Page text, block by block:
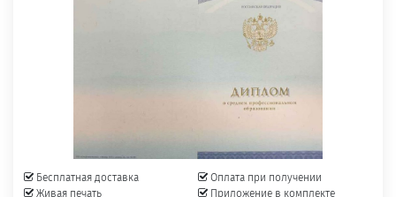
Бесплатная доставка
Живая печать
Оплата при получении
Приложение в комплекте